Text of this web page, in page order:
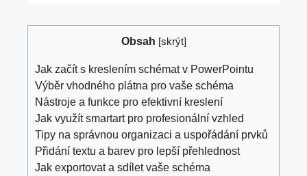
Obsah [skrýt]
Jak začít s‍ kreslením schémat v PowerPointu
Výběr vhodného plátna pro ‌vaše schéma
Nástroje a funkce pro efektivní kreslení
Jak využít smartart‌ pro profesionální vzhled
Tipy na správnou organizaci a uspořádání prvků
Přidání textu a barev pro lepší přehlednost
Jak exportovat a sdílet vaše schéma